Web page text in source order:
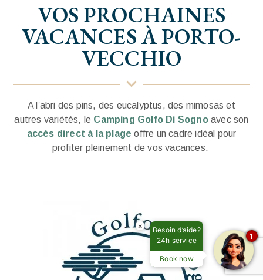
VOS PROCHAINES
VACANCES À PORTO-
VECCHIO
A l’abri des pins, des eucalyptus, des mimosas et
autres variétés, le Camping Golfo Di Sognoavec son
accès direct à la plage offre un cadre idéal pour
profiter pleinement de vos vacances.
×
Besoin d’aide?
24h service
Book now
1